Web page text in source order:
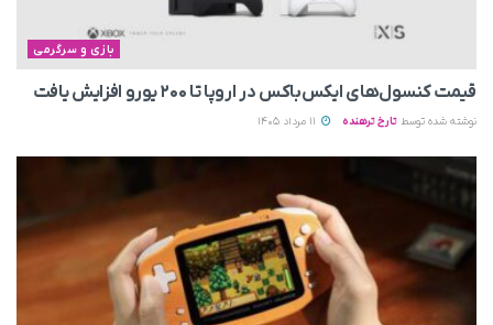
بازی و سرگرمی
قیمت کنسول‌های ایکس‌باکس در اروپا تا ۲۰۰ یورو افزایش یافت
نوشته شده توسط تارخ ترهنده